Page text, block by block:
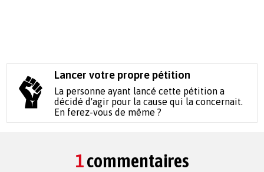
Lancer votre propre pétition
La personne ayant lancé cette pétition a
décidé d'agir pour la cause qui la concernait.
En ferez-vous de même ?
1commentaires